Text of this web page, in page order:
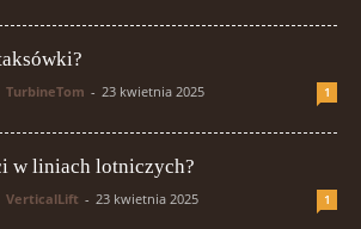
TurbineTom - 23 kwietnia 2025 1
w liniach lotniczych?
VerticalLift - 23 kwietnia 2025 1